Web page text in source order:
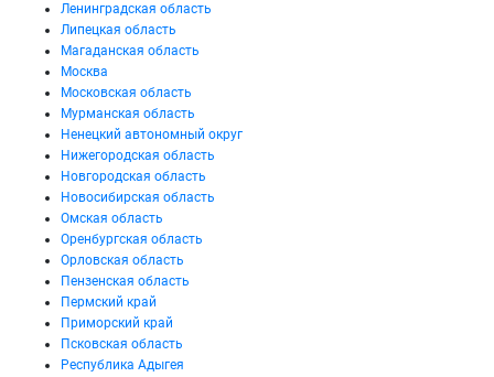
Ленинградская область
Липецкая область
Магаданская область
Москва
Московская область
Мурманская область
Ненецкий автономный округ
Нижегородская область
Новгородская область
Новосибирская область
Омская область
Оренбургская область
Орловская область
Пензенская область
Пермский край
Приморский край
Псковская область
Республика Адыгея